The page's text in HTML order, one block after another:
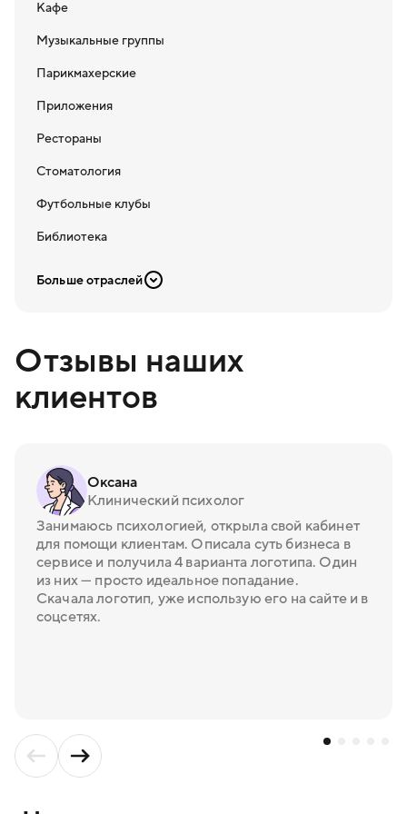
Кафе
Музыкальные группы
Парикмахерские
Приложения
Рестораны
Стоматология
Футбольные клубы
Библиотека
Больше отраслей
Отзывы наших
клиентов
Оксана
Клинический психолог
Занимаюсь психологией, открыла свой кабинет
для помощи клиентам. Описала суть бизнеса в
сервисе и получила 4 варианта логотипа. Один
из них — просто идеальное попадание.
Скачала логотип, уже использую его на сайте и в
соцсетях.